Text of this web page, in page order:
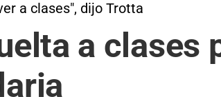
a clases", dijo Trotta
a clases